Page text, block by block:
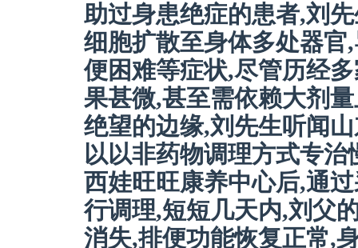
助过身患绝症的患者,刘
细胞扩散至身体多处器
便困难等症状,尽管历经
果甚微,甚至需依赖大剂
绝望的边缘,刘先生听闻
以以非药物调理方式专
西娃旺旺康养中心后,通
行调理,短短几天内,刘父
消失,排便功能恢复正常,